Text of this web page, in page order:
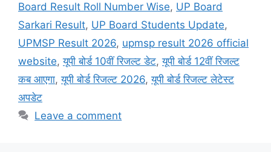
Board Result Roll Number Wise, UP Board
Sarkari Result, UP Board Students Update,
UPMSP Result 2026, upmsp result 2026 official
website,यूपी बोर्ड 10वीं रिजल्ट डेट,यूपी बोर्ड 12वीं रिजल्ट
कब आएगा,यूपी बोर्ड रिजल्ट 2026,यूपी बोर्ड रिजल्ट लेटेस्ट
अपडेट
Leave a comment